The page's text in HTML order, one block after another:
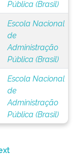
Pública (Brasil)
Escola Nacional
de
Administração
Pública (Brasil)
Escola Nacional
de
Administração
Pública (Brasil)